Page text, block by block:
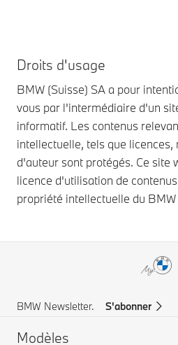
Droits d'usage
BMW (Suisse) SA a pour
vous par l'intermédiaire d'un
informatif. Les contenus
intellectuelle, tels que
d'auteur sont protégés. Ce site
licence d'utilisation de
propriété intellectuelle du
BMW Newsletter. S'abonner
Modèles